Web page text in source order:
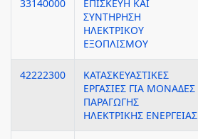
33140000
ΕΠΙΣΚΕΥΗ ΚΑΙ
ΣΥΝΤΗΡΗΣΗ
ΗΛΕΚΤΡΙΚΟΥ
ΕΞΟΠΛΙΣΜΟΥ
42222300
ΚΑΤΑΣΚΕΥΑΣΤΙΚΕΣ
ΕΡΓΑΣΙΕΣ ΓΙΑ ΜΟΝΑΔΕΣ
ΠΑΡΑΓΩΓΗΣ
ΗΛΕΚΤΡΙΚΗΣ ΕΝΕΡΓΕΙΑΣ